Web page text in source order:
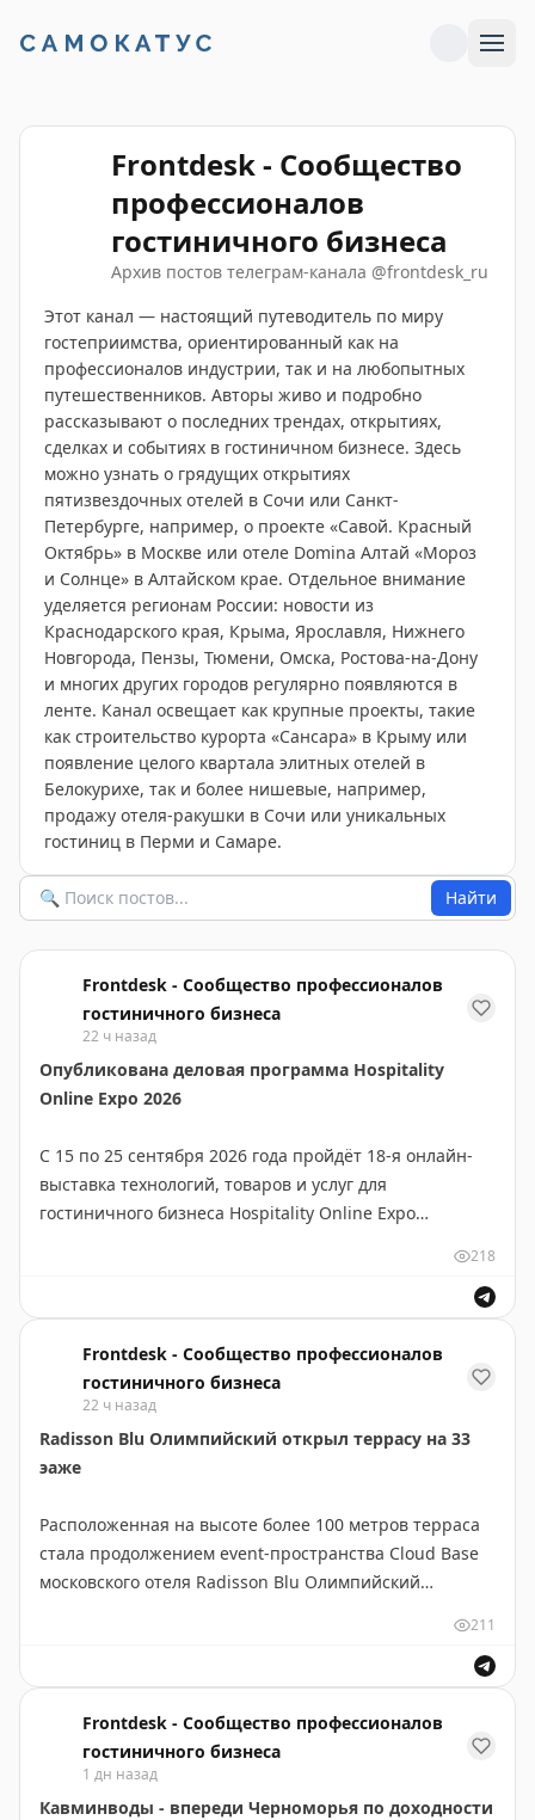
Frontdesk - Сообщество
профессионалов
гостиничного бизнеса
Архив постов телеграм-канала @frontdesk_ru
Этот канал — настоящий путеводитель по миру
гостеприимства, ориентированный как на
профессионалов индустрии, так и на любопытных
путешественников. Авторы живо и подробно
рассказывают о последних трендах, открытиях,
сделках и событиях в гостиничном бизнесе. Здесь
можно узнать о грядущих открытиях
пятизвездочных отелей в Сочи или Санкт-
Петербурге, например, о проекте «Савой. Красный
Октябрь» в Москве или отеле Domina Алтай «Мороз
и Солнце» в Алтайском крае. Отдельное внимание
уделяется регионам России: новости из
Краснодарского края, Крыма, Ярославля, Нижнего
Новгорода, Пензы, Тюмени, Омска, Ростова-на-Дону
и многих других городов регулярно появляются в
ленте. Канал освещает как крупные проекты, такие
как строительство курорта «Сансара» в Крыму или
появление целого квартала элитных отелей в
Белокурихе, так и более нишевые, например,
продажу отеля-ракушки в Сочи или уникальных
гостиниц в Перми и Самаре.
Найти
Frontdesk - Сообщество профессионалов
гостиничного бизнеса
22 ч назад
Опубликована деловая программа Hospitality
Online Expo 2026
С 15 по 25 сентября 2026 года пройдёт 18-я онлайн-
выставка технологий, товаров и услуг для
гостиничного бизнеса Hospitality Online Expo
218
Frontdesk - Сообщество профессионалов
гостиничного бизнеса
22 ч назад
Radisson Blu Олимпийский открыл террасу на 33
эаже
Расположенная на высоте более 100 метров терраса
стала продолжением event-пространства Cloud Base
московского отеля Radisson Blu Олимпийский
211
Frontdesk - Сообщество профессионалов
гостиничного бизнеса
1 дн назад
Кавминводы - впереди Черноморья по доходности